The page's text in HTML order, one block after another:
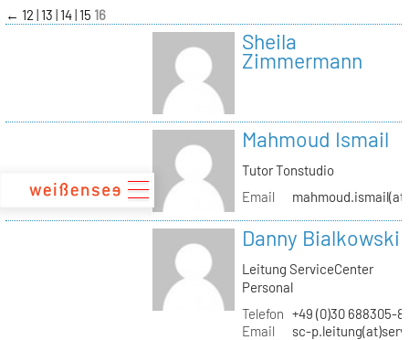
zum
Inhalt
← 12 13 14 15 16
Sheila
Zimmermann
Mahmoud Ismail
Tutor Tonstudio
Email
Danny Bialkowski
Leitung ServiceCenter
Personal
Telefon +49 (0)30 688305-
Email
sc-